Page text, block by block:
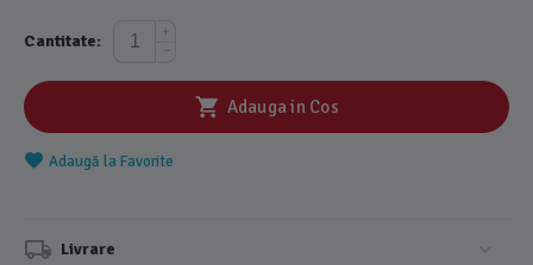
Cantitate:
+
−
Adauga in Cos
Adaugă la Favorite
Livrare